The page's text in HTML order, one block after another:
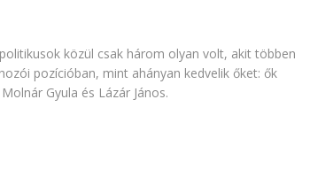
közül csak három olyan volt, akit többen
pozícióban, mint ahányan kedvelik őket: ők
Gyula és Lázár János.